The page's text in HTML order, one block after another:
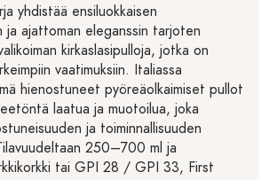
yhdistää ensiluokkaisen
ja ajattoman eleganssin tarjoten
kirkaslasipulloja, jotka on
vaatimuksiin. Italiassa
hienostuneet pyöreäolkaimiset pullot
laatua ja muotoilua, joka
ja toiminnallisuuden
250–700 ml ja
tai GPI 28 / GPI 33, First